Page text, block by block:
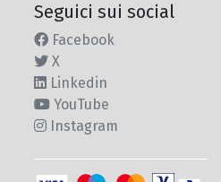
Seguici sui social
Facebook
X
Linkedin
YouTube
Instagram